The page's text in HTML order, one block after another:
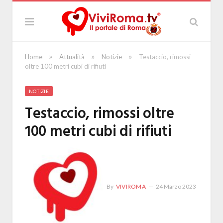
Home » Attualità » Notizie »
Testaccio, rimossi
oltre 100 metri cubi di rifiuti
NOTIZIE
Testaccio, rimossi oltre
100 metri cubi di rifiuti
By VIVIROMA 24 Marzo 2023